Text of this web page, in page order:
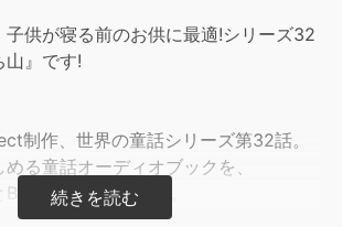
子供が寝る前のお供に最適!シリーズ32
山』です!
制作、世界の童話シリーズ第32話。
る童話オーディオブックを、
でお届けします。
いつも畑ごとをじゃまする一匹のタヌキ